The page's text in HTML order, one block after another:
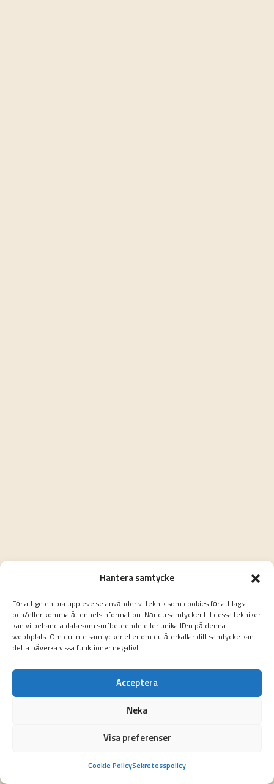
Hantera samtycke
För att ge en bra upplevelse använder vi teknik som cookies för att lagra
och/eller komma åt enhetsinformation. När du samtycker till dessa tekniker
kan vi behandla data som surfbeteende eller unika ID:n på denna
webbplats. Om du inte samtycker eller om du återkallar ditt samtycke kan
detta påverka vissa funktioner negativt.
Acceptera
Neka
Visa preferenser
Cookie PolicySekretesspolicy